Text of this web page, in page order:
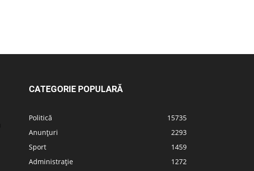
CATEGORIE POPULARĂ
Politică
15735
Anunțuri
2293
Sport
1459
Administrație
1272